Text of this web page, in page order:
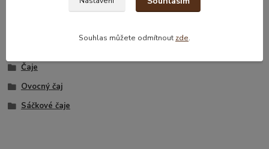
Čaje
Ovocný čaj
Sáčkové čaje
Souhlas můžete odmítnout zde.